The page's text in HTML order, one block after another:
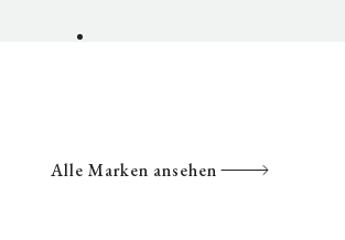
Alle Marken ansehen